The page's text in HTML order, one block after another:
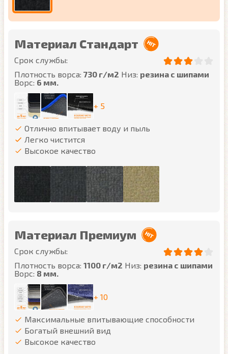
Материал Стандарт
Срок службы:
Плотность ворса: 730 г/м2 Низ: резина с шипами
Ворс: 6 мм.
+ 5
Отлично впитывает воду и пыль
Легко чистится
Высокое качество
Материал Премиум
Срок службы:
Плотность ворса: 1100 г/м2 Низ: резина с шипами
Ворс: 8 мм.
+ 10
Максимальные впитывающие способности
Богатый внешний вид
Высокое качество